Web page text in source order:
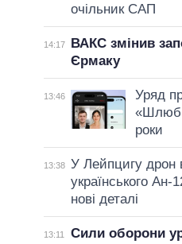
очільник САП
14:17
ВАКС змінив
Єрмаку
13:46
Уряд
«Шлюб
роки
13:38 У Лейпцигу дрон
українського Ан-
нові деталі
13:11
Сили оборони